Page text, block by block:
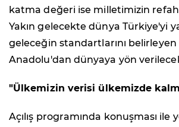
katma değeri ise milletimizin
Yakın gelecekte dünya Türkiye'yi
geleceğin standartlarını
Anadolu'dan dünyaya yön
"Ülkemizin verisi ülkemizde
Açılış programında konuşması ile